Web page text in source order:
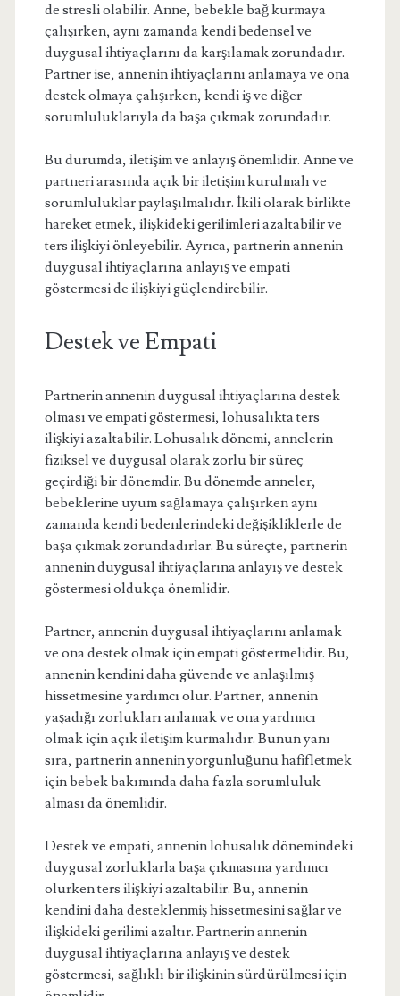
de stresli olabilir. Anne, bebekle bağ kurmaya
çalışırken, aynı zamanda kendi bedensel ve
duygusal ihtiyaçlarını da karşılamak zorundadır.
Partner ise, annenin ihtiyaçlarını anlamaya ve ona
destek olmaya çalışırken, kendi iş ve diğer
sorumluluklarıyla da başa çıkmak zorundadır.
Bu durumda, iletişim ve anlayış önemlidir. Anne ve
partneri arasında açık bir iletişim kurulmalı ve
sorumluluklar paylaşılmalıdır. İkili olarak birlikte
hareket etmek, ilişkideki gerilimleri azaltabilir ve
ters ilişkiyi önleyebilir. Ayrıca, partnerin annenin
duygusal ihtiyaçlarına anlayış ve empati
göstermesi de ilişkiyi güçlendirebilir.
Destek ve Empati
Partnerin annenin duygusal ihtiyaçlarına destek
olması ve empati göstermesi, lohusalıkta ters
ilişkiyi azaltabilir. Lohusalık dönemi, annelerin
fiziksel ve duygusal olarak zorlu bir süreç
geçirdiği bir dönemdir. Bu dönemde anneler,
bebeklerine uyum sağlamaya çalışırken aynı
zamanda kendi bedenlerindeki değişikliklerle de
başa çıkmak zorundadırlar. Bu süreçte, partnerin
annenin duygusal ihtiyaçlarına anlayış ve destek
göstermesi oldukça önemlidir.
Partner, annenin duygusal ihtiyaçlarını anlamak
ve ona destek olmak için empati göstermelidir. Bu,
annenin kendini daha güvende ve anlaşılmış
hissetmesine yardımcı olur. Partner, annenin
yaşadığı zorlukları anlamak ve ona yardımcı
olmak için açık iletişim kurmalıdır. Bunun yanı
sıra, partnerin annenin yorgunluğunu hafifletmek
için bebek bakımında daha fazla sorumluluk
alması da önemlidir.
Destek ve empati, annenin lohusalık dönemindeki
duygusal zorluklarla başa çıkmasına yardımcı
olurken ters ilişkiyi azaltabilir. Bu, annenin
kendini daha desteklenmiş hissetmesini sağlar ve
ilişkideki gerilimi azaltır. Partnerin annenin
duygusal ihtiyaçlarına anlayış ve destek
göstermesi, sağlıklı bir ilişkinin sürdürülmesi için